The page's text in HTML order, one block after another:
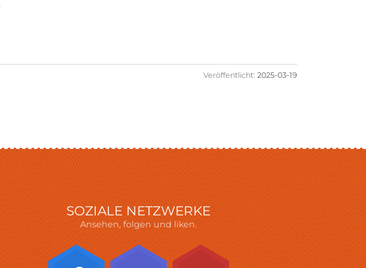
Veröffentlicht: 2025-03-19
SOZIALE NETZWERKE
Ansehen, folgen und liken.